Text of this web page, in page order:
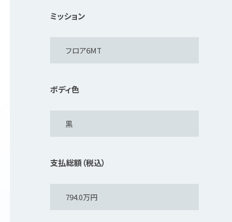
ミッション
ボディ色
支払総額（税込）